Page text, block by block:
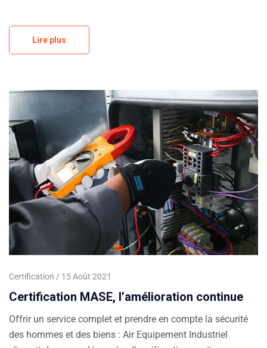
Lire plus
Certification 15 Août 2021
Certification MASE, l’amélioration continue
Offrir un service complet et prendre en compte la sécurité
des hommes et des biens : Air Equipement Industriel